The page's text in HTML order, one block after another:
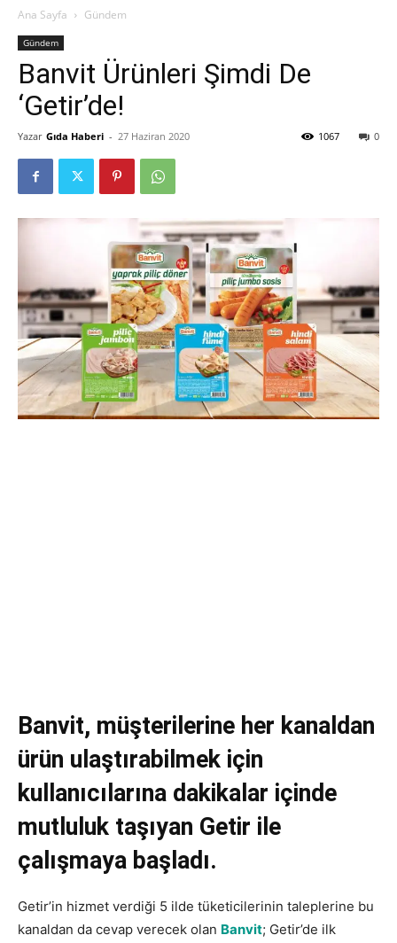
Ana Sayfa Gündem
Gündem
Banvit Ürünleri Şimdi De
‘Getir’de!
Yazar Gıda Haberi - 27 Haziran 2020 0
1067
Banvit, müşterilerine her kanaldan
ürün ulaştırabilmek için
kullanıcılarına dakikalar içinde
mutluluk taşıyan Getir ile
çalışmaya başladı.
Getir’in hizmet verdiği 5 ilde tüketicilerinin taleplerine bu
kanaldan da cevap verecek olan Banvit; Getir’de ilk